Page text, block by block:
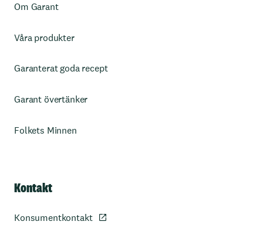
Om Garant
Våra produkter
Garanterat goda recept
Garant övertänker
Folkets Minnen
Kontakt
Konsumentkontakt